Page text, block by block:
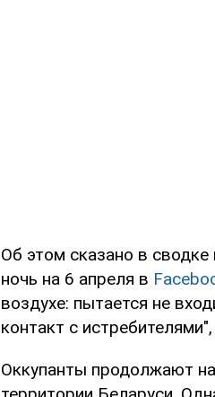
Об этом сказано в
ночь на 6 апреля в
воздухе: пытается не
контакт с
Оккупанты продолжают